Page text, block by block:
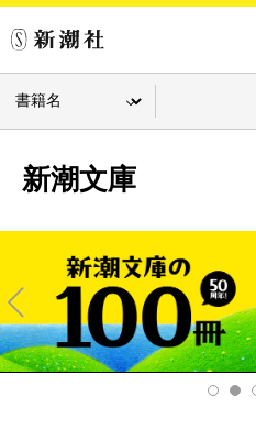
新潮文庫
Pre
v